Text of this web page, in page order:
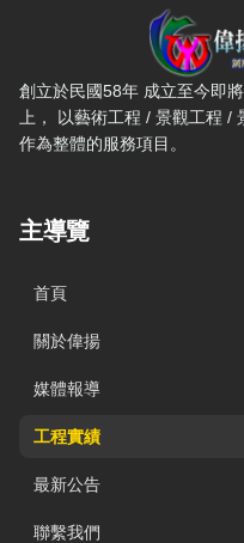
偉揚藝術有限公司 — 網站
創立於民國58年 成立至今即
上， 以藝術工程 / 景觀工程 /
作為整體的服務項目。
主導覽
首頁
關於偉揚
媒體報導
工程實績
最新公告
聯繫我們